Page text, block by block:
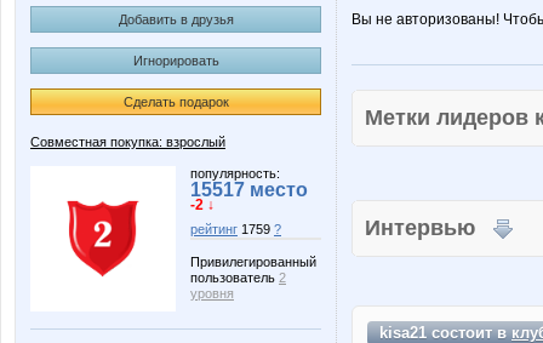
Добавить в друзья
Игнорировать
Сделать подарок
Совместная покупка: взрослый
популярность:
15517 место
-2 ↓
рейтинг 1759 ?
Привилегированный
пользователь 2
уровня
Вы не авторизованы!
Метки
Интервью
kisa21 состоит в